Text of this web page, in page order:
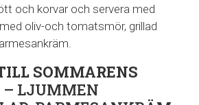
och korvar och servera med
oliv-och tomatsmör, grillad
SOMMARENS
– LJUMMEN